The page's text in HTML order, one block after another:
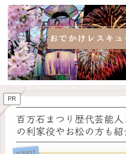
PR
百万石まつり歴代芸能
の利家役やお松の方も
お出かけ